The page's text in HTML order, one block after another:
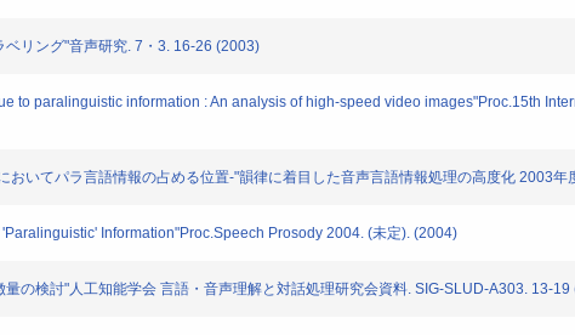
リング"音声研究. 7・3. 16-26 (2003)
to paralinguistic information : An analysis of high-speed video images"Proc.15th
おいてパラ言語情報の占める位置-"韻律に着目した音声言語情報処理の高度化 2003
Information"Proc.Speech Prosody 2004. (未定). (2004)
の検討"人工知能学会 言語・音声理解と対話処理研究会資料. SIG-SLUD-A303. 13-19